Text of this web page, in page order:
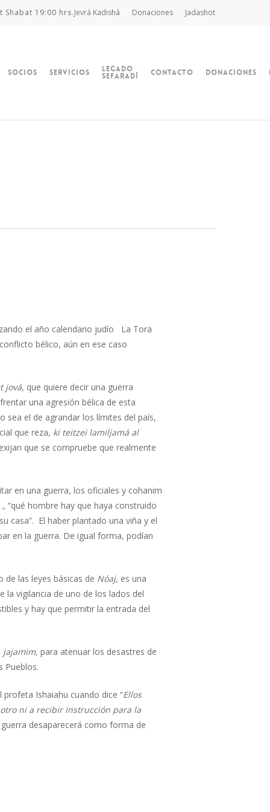
Shabat 19:00 hrs.Jevrá Kadishá Donaciones Jadashot
Socios Servicios Legado
Sefaradí Contacto Donaciones
el año calendario judío La Tora
bélico, aún en ese caso
jová, que quiere decir una guerra
una agresión bélica de esta
sea el de agrandar los límites del país,
que reza, ki teitzei lamiljamá al
exijan que se compruebe que realmente
en una guerra, los oficiales y cohanim
“qué hombre hay que haya construido
casa”. El haber plantado una viña y el
en la guerra. De igual forma, podían
las leyes básicas de Nóaj, es una
la vigilancia de uno de los lados del
y hay que permitir la entrada del
jajamim, para atenuar los desastres de
Pueblos.
Ishaiahu cuando dice “Ellos
ni a recibir instrucción para la
desaparecerá como forma de